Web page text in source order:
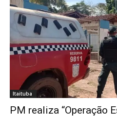
Itaituba
PM realiza “Operação